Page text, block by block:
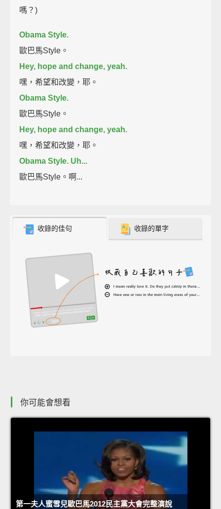
嗎？)
Obama Style.
歐巴馬Style。
Hey, hope and change, yeah.
嘿，希望和改變，耶。
Obama Style.
歐巴馬Style。
Hey, hope and change, yeah.
嘿，希望和改變，耶。
Obama Style. Uh...
歐巴馬Style。啊...
收錄的佳句 收錄的單字
你可能會想看
第一夫人蜜雪兒歐巴馬2012民主黨大會完整演說